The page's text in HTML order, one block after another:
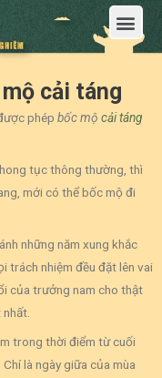
cải táng
phép bốc mộ cải táng
tục thông thường, thì
mới có thể bốc mộ đi
những năm xung khắc
trách nhiệm đều đặt lên vai
của trưởng nam cho thật
trong thời điểm từ cuối
là ngày giữa của mùa